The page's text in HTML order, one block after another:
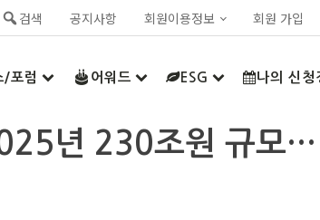
검색 공지사항 회원이용정보 회원 가입
/포럼 어워드 ESG 나의 신청
년 230조원 규모